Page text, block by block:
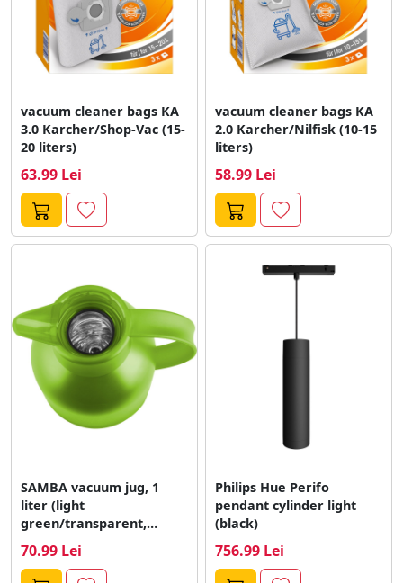
vacuum cleaner bags KA
3.0 Karcher/Shop-Vac (15-
20 liters)
63.99 Lei
vacuum cleaner bags KA
2.0 Karcher/Nilfisk (10-15
liters)
58.99 Lei
SAMBA vacuum jug, 1
liter (light
green/transparent,
70.99 Lei
Philips Hue Perifo
pendant cylinder light
(black)
756.99 Lei